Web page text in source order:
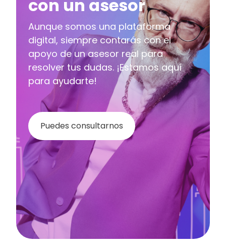
con un asesor
Aunque somos una plataforma
digital, siempre contarás con el
apoyo de un asesor real para
resolver tus dudas. ¡Estamos aquí
para ayudarte!
Puedes consultarnos